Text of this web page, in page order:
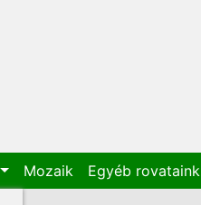
Mozaik Egyéb rovataink